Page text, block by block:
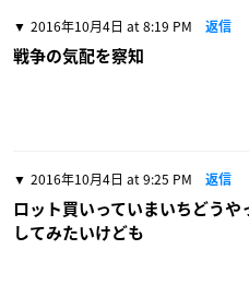
2016年10月4日 at 8:19 PM 返信
戦争の気配を察知
2016年10月4日 at 9:25 PM 返信
ロット買いっていまいちどう
してみたいけども